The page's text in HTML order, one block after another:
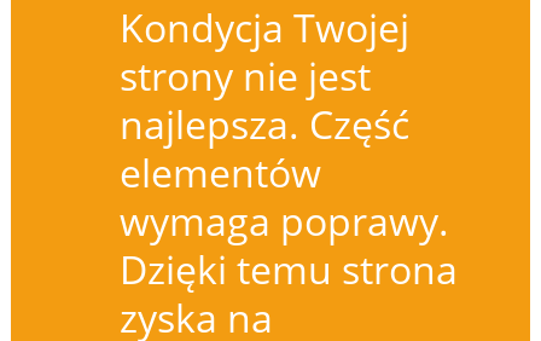
Kondycja Twojej
strony nie jest
najlepsza. Część
elementów
wymaga poprawy.
Dzięki temu strona
zyska na